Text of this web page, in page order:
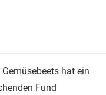
hat ein
Fund